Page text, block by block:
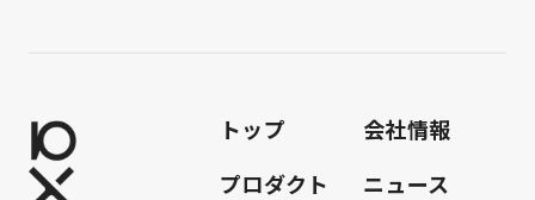
トップ
会社情報
プロダクト
ニュース